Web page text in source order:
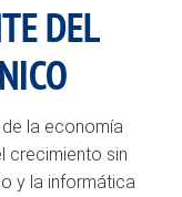
DEL
la economía
crecimiento sin
y la informática